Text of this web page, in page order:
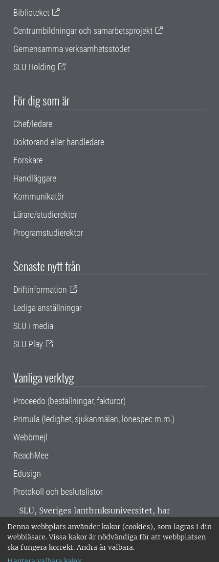
Denna webbplats använder kakor (cookies), som lagras i din
webbläsare. Vissa kakor är nödvändiga för att webbplatsen
ska fungera korrekt. Andra är valbara.
Biblioteket
Centrumbildningar och samarbetsprojekt
Gemensamma verksamhetsstödet
SLU Holding
För dig som är
Chef/ledare
Doktorand eller handledare
Forskare
Handläggare
Kommunikatör
Lärare/studierektor
Programstudierektor
Senaste nytt från
Driftinformation
Lediga anställningar
SLU i media
SLU Play
Vanliga verktyg
Proceedo (beställningar, fakturor)
Primula (ledighet, sjukanmälan, lönespec m.m.)
Webbmejl
ReachMee
Edusign
Protokoll och beslutslistor
SLU, Sveriges lantbruksuniversitet, har
verksamhet över hela Sverige. Huvudorter är
Alnarp, Uppsala och Umeå.SLU är
miljöcertifierat enligt ISO 14001. •
018-67 10 00 • Org nr: 202100-2817 •